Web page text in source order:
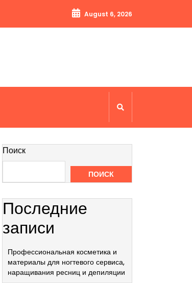
August 6, 2026
Поиск
ПОИСК
Последние
записи
Профессиональная косметика и
материалы для ногтевого сервиса,
наращивания ресниц и депиляции